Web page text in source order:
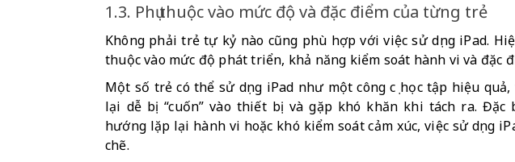
1.3. Phụ thuộc vào mức độ và đặc điểm của từng trẻ
Không phải trẻ tự kỷ nào cũng phù hợp với việc sử dụng iPad.
thuộc vào mức độ phát triển, khả năng kiểm soát hành vi và đặc
Một số trẻ có thể sử dụng iPad như một công cụ học tập hiệu
lại dễ bị “cuốn” vào thiết bị và gặp khó khăn khi tách ra.
hướng lặp lại hành vi hoặc khó kiểm soát cảm xúc, việc sử dụng
chẽ.